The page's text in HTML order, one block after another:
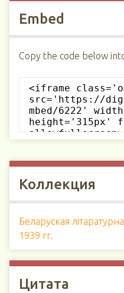
Embed
Copy the code below
Коллекция
Беларуская
1939 гг.
Цитата